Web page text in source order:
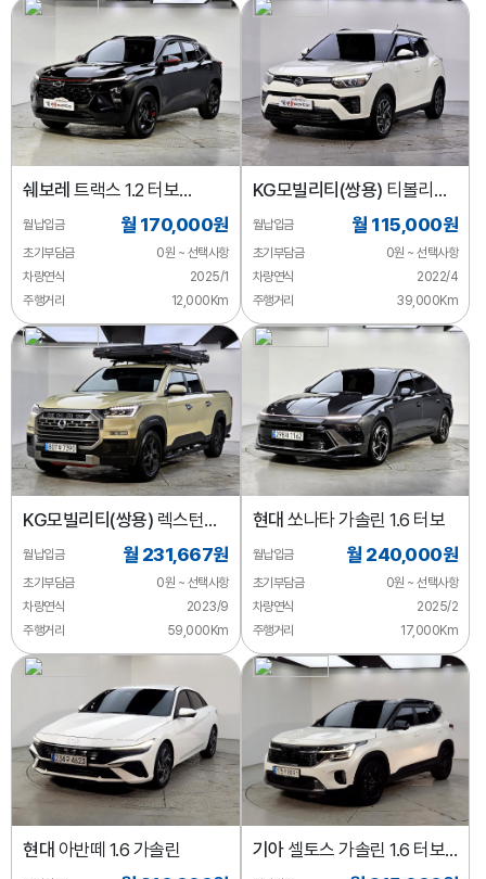
쉐보레 트랙스 1.2 터보
레드라인
월납입금 월 170,000원
초기부담금
0원 ~ 선택사항
차량연식
2025/1
주행거리
12,000Km
KG모빌리티(쌍용) 티볼리
2WD 가솔린 1.5
월납입금 월 115,000원
초기부담금
0원 ~ 선택사항
차량연식
2022/4
주행거리
39,000Km
KG모빌리티(쌍용) 렉스턴
디젤 2.2 4WD
월납입금 월 231,667원
초기부담금
0원 ~ 선택사항
차량연식
2023/9
주행거리
59,000Km
현대 쏘나타 가솔린 1.6 터보
월납입금 월 240,000원
초기부담금
0원 ~ 선택사항
차량연식
2025/2
주행거리
17,000Km
현대 아반떼 1.6 가솔린 기아셀토스 가솔린 1.6 터보